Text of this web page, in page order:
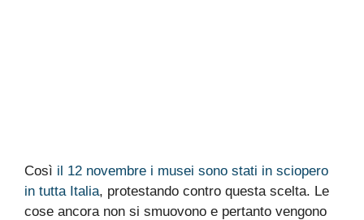
Così il 12 novembre i musei sono stati in sciopero
in tutta Italia, protestando contro questa scelta. Le
cose ancora non si smuovono e pertanto vengono